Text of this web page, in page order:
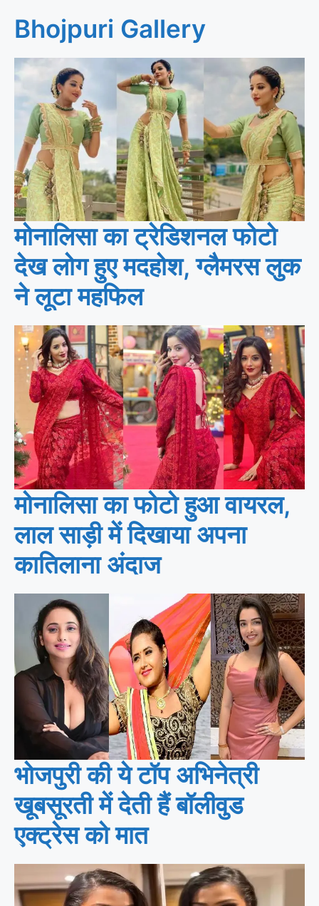
Bhojpuri Gallery
मोनालिसा का ट्रेडिशनल फोटो
देख लोग हुए मदहोश, ग्लैमरस लुक
ने लूटा महफिल
मोनालिसा का फोटो हुआ वायरल,
लाल साड़ी में दिखाया अपना
कातिलाना अंदाज
भोजपुरी की ये टॉप अभिनेत्री
खूबसूरती में देती हैं बॉलीवुड
एक्ट्रेस को मात